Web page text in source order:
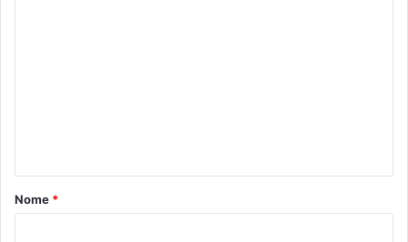
Nome *